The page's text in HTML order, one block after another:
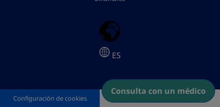
Consulta con un médico
ES
Configuración de cookies